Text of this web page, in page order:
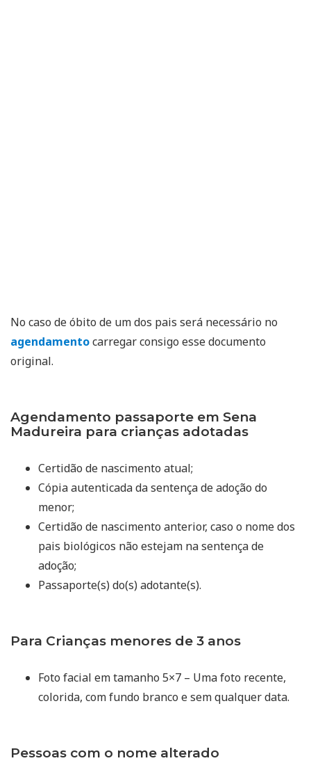
No caso de óbito de um dos pais será necessário no
agendamentocarregar consigo esse documento
original.
Agendamento passaporte em Sena
Madureira para crianças adotadas
Certidão de nascimento atual;
Cópia autenticada da sentença de adoção do
menor;
Certidão de nascimento anterior, caso o nome dos
pais biológicos não estejam na sentença de
adoção;
Passaporte(s) do(s) adotante(s).
Para Crianças menores de 3 anos
Foto facial em tamanho 5×7 – Uma foto recente,
colorida, com fundo branco e sem qualquer data.
Pessoas com o nome alterado